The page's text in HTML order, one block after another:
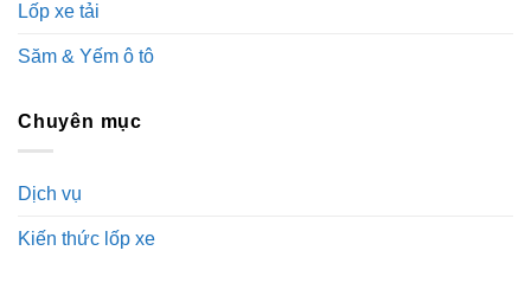
Lốp xe tải
Săm & Yếm ô tô
Chuyên mục
Dịch vụ
Kiến thức lốp xe